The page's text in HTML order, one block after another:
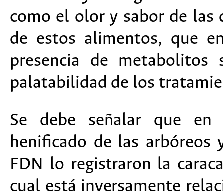
como el olor y sabor de las
de estos alimentos, que
presencia de metabolitos
palatabilidad de los
Se debe señalar que
henificado de las
FDN lo registraron la
cual está inversamente